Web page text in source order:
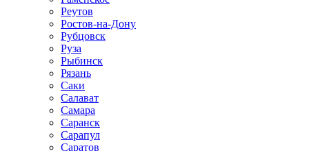
Реутов
Ростов-на-Дону
Рубцовск
Руза
Рыбинск
Рязань
Саки
Салават
Самара
Саранск
Сарапул
Саратов